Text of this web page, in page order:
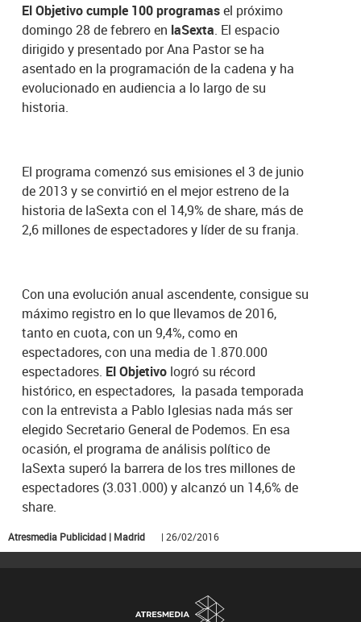
El Objetivo cumple 100 programasel próximo
domingo 28 de febrero en laSexta. El espacio
dirigido y presentado por Ana Pastor se ha
asentado en la programación de la cadena y ha
evolucionado en audiencia a lo largo de su
historia.
El programa comenzó sus emisiones el 3 de junio
de 2013 y se convirtió en el mejor estreno de la
historia de laSexta con el 14,9% de share, más de
2,6 millones de espectadores y líder de su franja.
Con una evolución anual ascendente, consigue su
máximo registro en lo que llevamos de 2016,
tanto en cuota, con un 9,4%, como en
espectadores, con una media de 1.870.000
espectadores. El Objetivo logró su récord
histórico, en espectadores, la pasada temporada
con la entrevista a Pablo Iglesias nada más ser
elegido Secretario General de Podemos. En esa
ocasión, el programa de análisis político de
laSexta superó la barrera de los tres millones de
espectadores (3.031.000) y alcanzó un 14,6% de
share.
Atresmedia Publicidad | Madrid | 26/02/2016